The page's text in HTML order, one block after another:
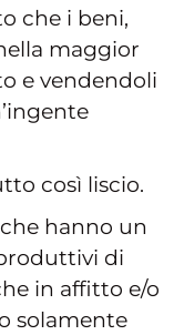
che i beni,
maggior
e vendendoli
così liscio.
hanno un
di
in affitto e/o
solamente